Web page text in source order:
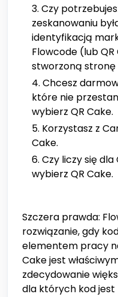
Czy
zeskanowaniu
identyfikacją
Flowcode (lub
stworzoną
Chcesz
które nie
wybierz QR Cake.
Korzystasz z
Cake.
Czy liczy się
wybierz QR Cake.
Szczera prawda:
rozwiązanie, gdy
elementem pracy
Cake jest
zdecydowanie
dla których kod jest